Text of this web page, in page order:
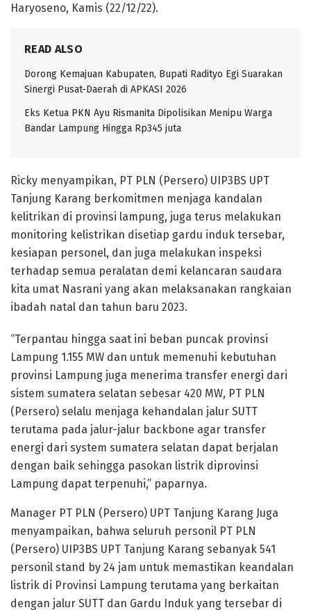
Haryoseno, Kamis (22/12/22).
READ ALSO
Dorong Kemajuan Kabupaten, Bupati Radityo Egi Suarakan
Sinergi Pusat-Daerah di APKASI 2026
Eks Ketua PKN Ayu Rismanita Dipolisikan Menipu Warga
Bandar Lampung Hingga Rp345 juta
Ricky menyampikan, PT PLN (Persero) UIP3BS UPT
Tanjung Karang berkomitmen menjaga kandalan
kelitrikan di provinsi lampung, juga terus melakukan
monitoring kelistrikan disetiap gardu induk tersebar,
kesiapan personel, dan juga melakukan inspeksi
terhadap semua peralatan demi kelancaran saudara
kita umat Nasrani yang akan melaksanakan rangkaian
ibadah natal dan tahun baru 2023.
“Terpantau hingga saat ini beban puncak provinsi
Lampung 1.155 MW dan untuk memenuhi kebutuhan
provinsi Lampung juga menerima transfer energi dari
sistem sumatera selatan sebesar 420 MW, PT PLN
(Persero) selalu menjaga kehandalan jalur SUTT
terutama pada jalur-jalur backbone agar transfer
energi dari system sumatera selatan dapat berjalan
dengan baik sehingga pasokan listrik diprovinsi
Lampung dapat terpenuhi,” paparnya.
Manager PT PLN (Persero) UPT Tanjung Karang Juga
menyampaikan, bahwa seluruh personil PT PLN
(Persero) UIP3BS UPT Tanjung Karang sebanyak 541
personil stand by 24 jam untuk memastikan keandalan
listrik di Provinsi Lampung terutama yang berkaitan
dengan jalur SUTT dan Gardu Induk yang tersebar di